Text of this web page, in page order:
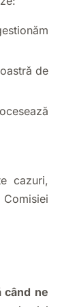
de
cazuri,
când ne